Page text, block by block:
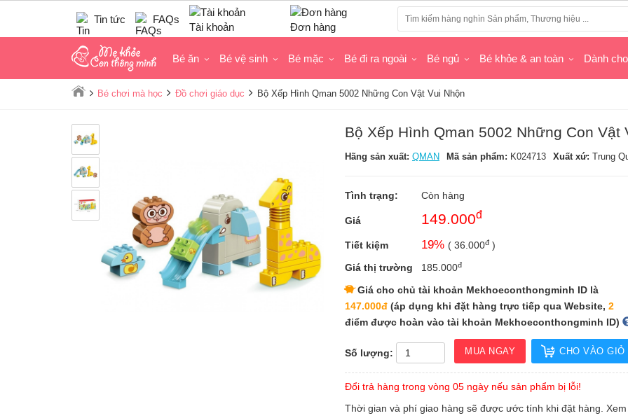
Tin tức FAQs
Tài khoản Đơn hàng
Bé ăn Bé vệ sinh Bé mặc Bé đi ra ngoài Bé ngủ Bé khỏe & an toàn Dành
Bé chơi mà học Đồ chơi giáo dục Bộ Xếp Hình Qman 5002 Những Con Vật Vui Nhộn
Bộ Xếp Hình Qman 5002 Những Con Vật
Hãng sản xuất: QMAN Mã sản phẩm: K024713 Xuất xứ: Trung
Tình trạng: Còn hàng
Giá 149.000đ
Tiết kiệm 19% ( 36.000đ )
Giá thị trường
185.000đ
Giá cho chủ tài khoản Mekhoeconthongminh ID là
147.000đ (áp dụng khi đặt hàng trực tiếp qua Website, 2
điểm được hoàn vào tài khoản Mekhoeconthongminh ID)
Số lượng: MUA NGAY CHO VÀO GIỎ
Đổi trả hàng trong vòng 05 ngày nếu sản phẩm bị lỗi!
Thời gian và phí giao hàng sẽ được ước tính khi đặt hàng. Xem